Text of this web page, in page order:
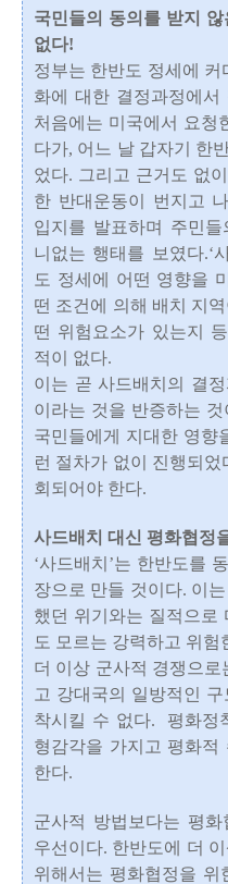
국민들의 동의를 받지
없다!
정부는 한반도 정세에 커
화에 대한 결정과정에서
처음에는 미국에서 요청
다가, 어느 날 갑자기 한
었다. 그리고 근거도 없
한 반대운동이 번지고
입지를 발표하며 주민
니없는 행태를 보였다.‘
도 정세에 어떤 영향을
떤 조건에 의해 배치 지
떤 위험요소가 있는지
적이 없다.
이는 곧 사드배치의 결
이라는 것을 반증하는
국민들에게 지대한 영향
런 절차가 없이 진행되
회되어야 한다.
사드배치 대신 평화협정
‘사드배치’는 한반도를
장으로 만들 것이다. 이
했던 위기와는 질적으로
도 모르는 강력하고 위험
더 이상 군사적 경쟁으로
고 강대국의 일방적인
착시킬 수 없다. 평화정
형감각을 가지고 평화
한다.
군사적 방법보다는 평화
우선이다. 한반도에 더
위해서는 평화협정을 위